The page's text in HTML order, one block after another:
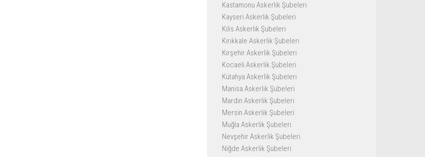
Kastamonu Askerlik Şubeleri
Kayseri Askerlik Şubeleri
Kilis Askerlik Şubeleri
Kırıkkale Askerlik Şubeleri
Kırşehir Askerlik Şubeleri
Kocaeli Askerlik Şubeleri
Kütahya Askerlik Şubeleri
Manisa Askerlik Şubeleri
Mardin Askerlik Şubeleri
Mersin Askerlik Şubeleri
Muğla Askerlik Şubeleri
Nevşehir Askerlik Şubeleri
Niğde Askerlik Şubeleri